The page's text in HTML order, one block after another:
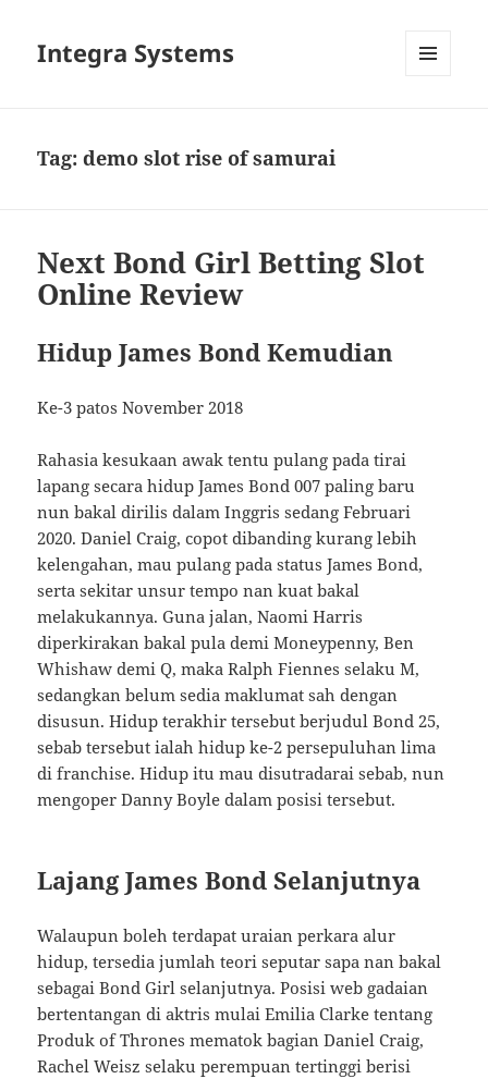
Integra Systems
Tag:demo slot rise of samurai
Next Bond Girl Betting Slot
Online Review
Hidup James Bond Kemudian
Ke-3 patos November 2018
Rahasia kesukaan awak tentu pulang pada tirai
lapang secara hidup James Bond 007 paling baru
nun bakal dirilis dalam Inggris sedang Februari
2020. Daniel Craig, copot dibanding kurang lebih
kelengahan, mau pulang pada status James Bond,
serta sekitar unsur tempo nan kuat bakal
melakukannya. Guna jalan, Naomi Harris
diperkirakan bakal pula demi Moneypenny, Ben
Whishaw demi Q, maka Ralph Fiennes selaku M,
sedangkan belum sedia maklumat sah dengan
disusun. Hidup terakhir tersebut berjudul Bond 25,
sebab tersebut ialah hidup ke-2 persepuluhan lima
di franchise. Hidup itu mau disutradarai sebab, nun
mengoper Danny Boyle dalam posisi tersebut.
Lajang James Bond Selanjutnya
Walaupun boleh terdapat uraian perkara alur
hidup, tersedia jumlah teori seputar sapa nan bakal
sebagai Bond Girl selanjutnya. Posisi web gadaian
bertentangan di aktris mulai Emilia Clarke tentang
Produk of Thrones mematok bagian Daniel Craig,
Rachel Weisz selaku perempuan tertinggi berisi